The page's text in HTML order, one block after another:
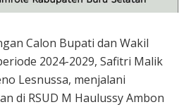
Calon Bupati dan Wakil
2024-2029, Safitri Malik
Lesnussa, menjalani
di RSUD M Haulussy Ambon